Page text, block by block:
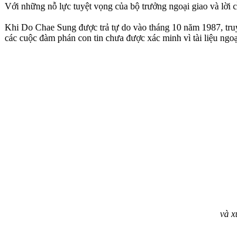
Với những nỗ lực tuyệt vọng của bộ trưởng ngoại giao và lời
Khi Do Chae Sung được trả tự do vào tháng 10 năm 1987,
các cuộc đàm phán con tin chưa được xác minh vì tài liệu
và